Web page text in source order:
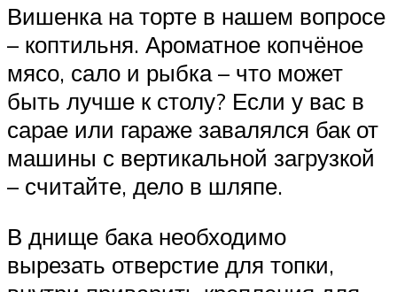
Вишенка на торте в нашем вопросе
– коптильня. Ароматное копчёное
мясо, сало и рыбка – что может
быть лучше к столу? Если у вас в
сарае или гараже завалялся бак от
машины с вертикальной загрузкой
– считайте, дело в шляпе.
В днище бака необходимо
вырезать отверстие для топки,